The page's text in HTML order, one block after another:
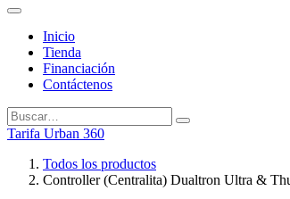
Inicio
Tienda
Financiación
Contáctenos
Tarifa Urban 360
Todos los productos
Controller (Centralita) Dualtron Ultra &